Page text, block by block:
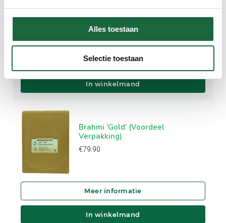
Alles toestaan
Selectie toestaan
Brievenbus verpakkingen)
€59.90
In winkelmand
Brahmi ‘Gold’ (Voordeel
Verpakking)
€79.90
In winkelmand